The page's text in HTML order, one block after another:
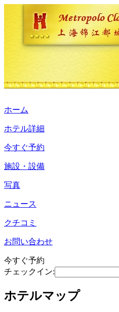
ホーム
ホテル詳細
今すぐ予約
施設・設備
写真
ニュース
クチコミ
お問い合わせ
今すぐ予約
チェックイン:
ホテルマップ